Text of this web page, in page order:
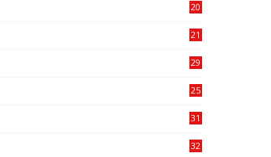
20
21
29
25
31
32